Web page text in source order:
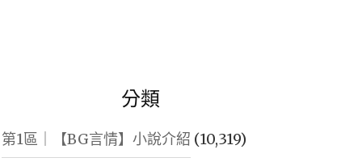
分類
第1區｜【BG言情】小說介紹 (10,319)